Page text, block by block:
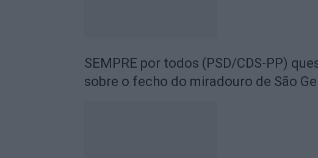
SEMPRE por todos (PSD/CDS-PP)
sobre o fecho do miradouro de São